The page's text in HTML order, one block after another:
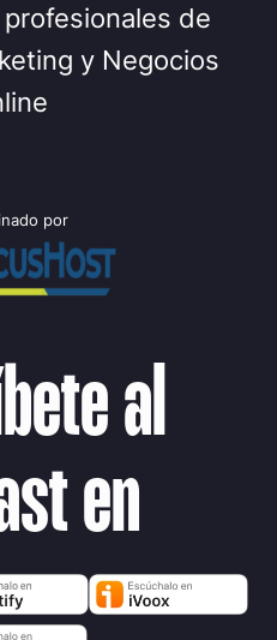
de
y Negocios
por
al
en